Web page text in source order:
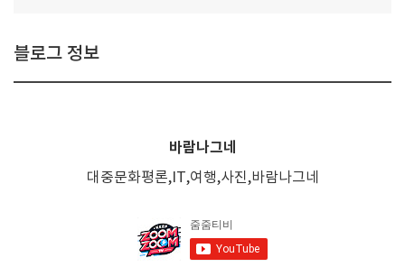
블로그 정보
바람나그네
대중문화평론,IT,여행,사진,바람나그네